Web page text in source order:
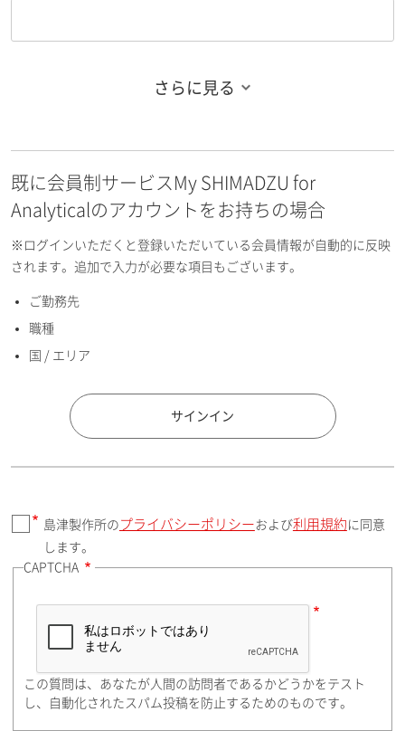
お名前フリガナ（名）
E-mailアドレス（半角英数）
国 / エリア
郵便番号（勤務先）
住所検索
都道府県（勤務先）
さらに見る
既に会員制サービスMy SHIMADZU for
Analyticalのアカウントをお持ちの場合
※ログインいただくと登録いただいている会員情報が自動的に反映
されます。追加で入力が必要な項目もございます。
ご勤務先
職種
国 / エリア
サインイン
島津製作所の プライバシーポリシーおよび利用規約 に同意
します。
CAPTCHA
この質問は、あなたが人間の訪問者であるかどうかをテスト
し、自動化されたスパム投稿を防止するためのものです。